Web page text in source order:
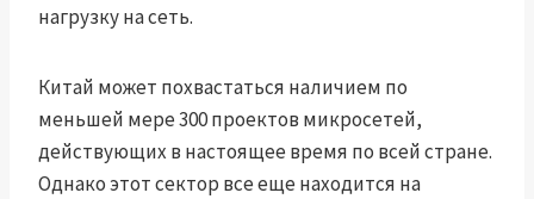
нагрузку на сеть.
Китай может похвастаться наличием по
меньшей мере 300 проектов микросетей,
действующих в настоящее время по всей стране.
Однако этот сектор все еще находится на